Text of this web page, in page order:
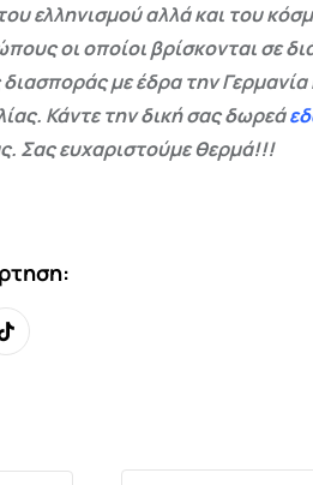
ελληνισμού αλλά και του
οι οποίοι βρίσκονται σε
με έδρα την Γερμανία
Κάντε την δική σας δωρεά
Σας ευχαριστούμε θερμά!!!
Tiktok